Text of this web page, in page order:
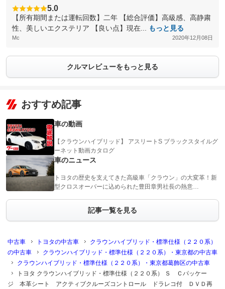
5.0
【所有期間または運転回数】二年 【総合評価】高級感、高静粛
性、美しいエクステリア 【良い点】現在...
もっと見る
Mc 2020年12月08日
クルマレビューをもっと見る
おすすめ記事
車の動画
【クラウンハイブリッド】 アスリートS ブラックスタイルグ
ーネット動画カタログ
車のニュース
トヨタの歴史を支えてきた高級車「クラウン」の大変革！新
型クロスオーバーに込められた豊田章男社長の熱意…
記事一覧を見る
中古車 トヨタの中古車
クラウンハイブリッド・標準仕様（２２０系）
の中古車
クラウンハイブリッド・標準仕様（２２０系）・東京都の中古車
クラウンハイブリッド・標準仕様（２２０系）・東京都葛飾区の中古車
トヨタ クラウンハイブリッド・標準仕様（２２０系） Ｓ Ｃパッケー
ジ 本革シート アクティブクルーズコントロール ドラレコ付 ＤＶＤ再